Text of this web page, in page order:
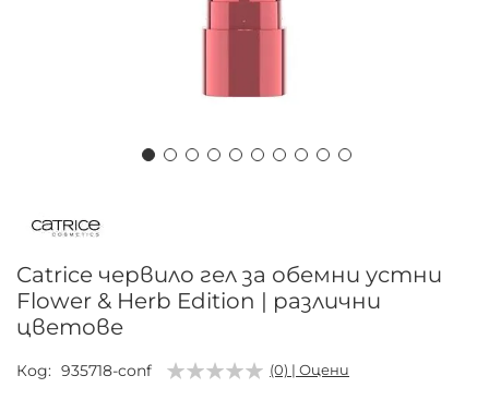
началото
галерия
със
снимки
Catrice червило гел за обемни устни
Flower & Herb Edition | различни
цветове
Код 935718-conf (0) | Оцени